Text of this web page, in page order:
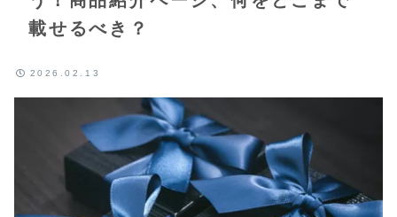
載せるべき？
2026.02.13